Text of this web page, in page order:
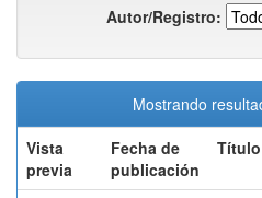
Autor/Registro:
Mostrando
Vista
previa
Fecha de
publicación
Título